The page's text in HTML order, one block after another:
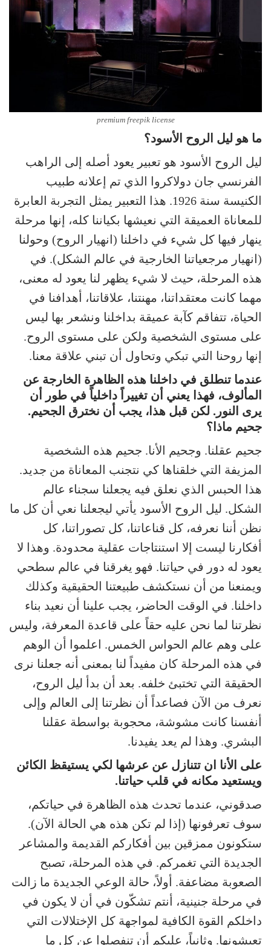
premium freepik license
ما هو ليل الروح الأسود؟
ليل الروح الأسود هو تعبير يعود أصله إلى الراهب
الفرنسي جان دولاكروا الذي تم إعلانه طبيب
الكنيسة سنة 1926. هذا التعبير يمثل التجربة العابرة
للمعاناة العميقة التي نعيشها بكياننا كله، إنها مرحلة
ينهار فيها كل شيء في داخلنا (انهيار الروح) وحولنا
(انهيار مرجعياتنا الخارجية في عالم الشكل). في
هذه المرحلة، حيث لا شيء يظهر لنا يعود له معنى،
مهما كانت معتقداتنا، مهنتنا، علاقاتنا، أهدافنا في
الحياة، تتفاقم كآبة عميقة بداخلنا ونشعر بها ليس
على مستوى الشخصية ولكن على مستوى الروح.
إنها روحنا التي تبكي وتحاول أن تبني علاقة معنا.
عندما تنطلق في داخلنا هذه الظاهرة الخارجة عن
المألوف، فهذا يعني أن تغييراً داخلياً في طور أن
يرى النور. لكن قبل هذا، يجب أن نخترق الجحيم.
جحيم ماذا؟
جحيم عقلنا. وجحيم الأنا. جحيم هذه الشخصية
المزيفة التي خلقناها كي نتجنب المعاناة من جديد.
هذا الحبس الذي نعلق فيه يجعلنا سجناء عالم
الشكل. ليل الروح الأسود يأتي ليجعلنا نعي أن كل ما
نظن أننا نعرفه، كل قناعاتنا، كل تصوراتنا، كل
أفكارنا ليست إلا استنتاجات عقلية محدودة. وهذا لا
يعود له دور في حياتنا. فهو يغرقنا في عالم سطحي
ويمنعنا من أن نستكشف طبيعتنا الحقيقية وكذلك
داخلنا. في الوقت الحاضر، يجب علينا أن نعيد بناء
نظرتنا لما نحن عليه حقاً على قاعدة المعرفة، وليس
على وهم عالم الحواس الخمس. اعلموا أن الوهم
في هذه المرحلة كان مفيداً لنا بمعنى أنه جعلنا نرى
الحقيقة التي تختبئ خلفه. بعد أن بدأ ليل الروح،
نعرف من الآن فصاعداً أن نظرتنا إلى العالم وإلى
أنفسنا كانت مشوشة، محجوبة بواسطة عقلنا
البشري. وهذا لم يعد يفيدنا.
على الأنا ان تتنازل عن عرشها لكي يستيقظ الكائن
ويستعيد مكانه في قلب حياتنا.
صدقوني، عندما تحدث هذه الظاهرة في حياتكم،
سوف تعرفونها (إذا لم تكن هذه هي الحالة الآن).
ستكونون ممزقين بين أفكاركم القديمة والمشاعر
الجديدة التي تغمركم. في هذه المرحلة، تصبح
الصعوبة مضاعفة. أولاً، حالة الوعي الجديدة ما زالت
في مرحلة جنينية، أنتم تشكّون في أن لا يكون في
داخلكم القوة الكافية لمواجهة كل الإختلالات التي
تعيشونها. وثانياً، عليكم أن تنفصلوا عن كل ما